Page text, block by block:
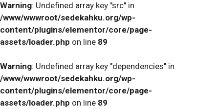
Warning: Undefined array key "src" in
/www/wwwroot/sedekahku.org/wp-
content/plugins/elementor/core/page-
assets/loader.php on line 89
Warning: Undefined array key "dependencies" in
/www/wwwroot/sedekahku.org/wp-
content/plugins/elementor/core/page-
assets/loader.php on line 89